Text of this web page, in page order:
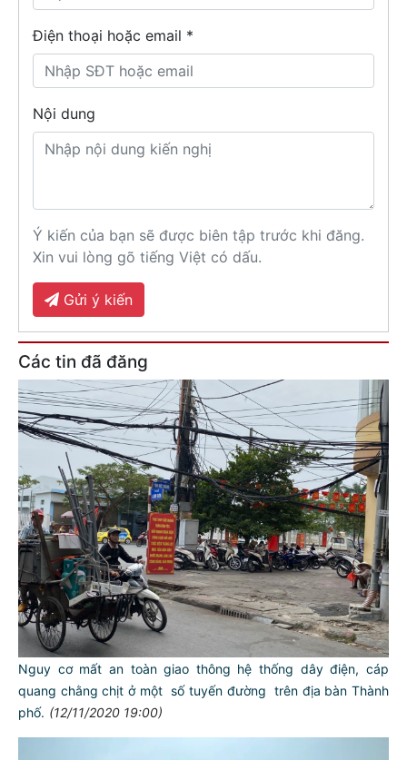
Điện thoại hoặc email *
Nội dung
Ý kiến của bạn sẽ được biên tập trước khi đăng.
Xin vui lòng gõ tiếng Việt có dấu.
Gửi ý kiến
Các tin đã đăng
Nguy cơ mất an toàn giao thông hệ thống dây điện, cáp
quang chằng chịt ở một số tuyến đường trên địa bàn Thành
phố. (12/11/2020 19:00)